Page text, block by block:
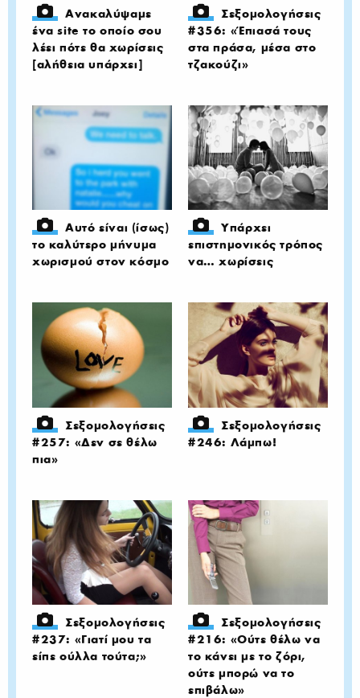
Ανακαλύψαμε
ένα site το οποίο σου
λέει πότε θα χωρίσεις
[αλήθεια υπάρχει]
Σεξομολογήσεις
#356: «Έπιασά τους
στα πράσα, μέσα στο
τζακούζι»
Αυτό είναι (ίσως)
το καλύτερο μήνυμα
χωρισμού στον κόσμο
Υπάρχει
επιστημονικός τρόπος
να… χωρίσεις
Σεξομολογήσεις
#257: «Δεν σε θέλω
πια»
Σεξομολογήσεις
#246: Λάμπω!
Σεξομολογήσεις
#237: «Γιατί μου τα
είπε ούλλα τούτα;»
Σεξομολογήσεις
#216: «Ούτε θέλω να
το κάνει με το ζόρι,
ούτε μπορώ να το
επιβάλω»